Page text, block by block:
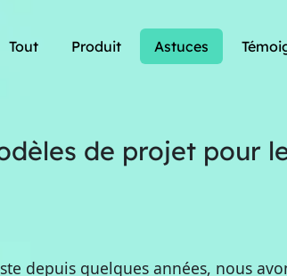
Tout Produit Astuces
de projet pour
depuis quelques années, nous